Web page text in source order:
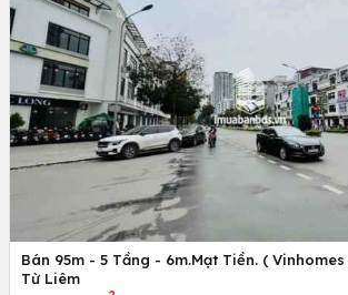
Bán 95m - 5 Tầng - 6m.Mạt Tiền. (
Từ Liêm